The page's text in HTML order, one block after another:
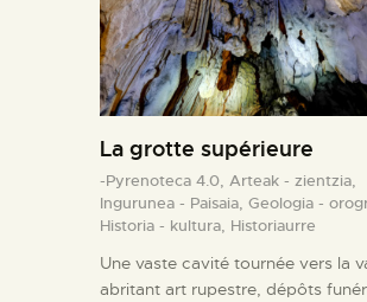
La grotte supérieure
-Pyrenoteca 4.0, Arteak - zientzia,
Ingurunea - Paisaia, Geologia -
Historia - kultura, Historiaurre
Une vaste cavité tournée vers la
abritant art rupestre, dépôts